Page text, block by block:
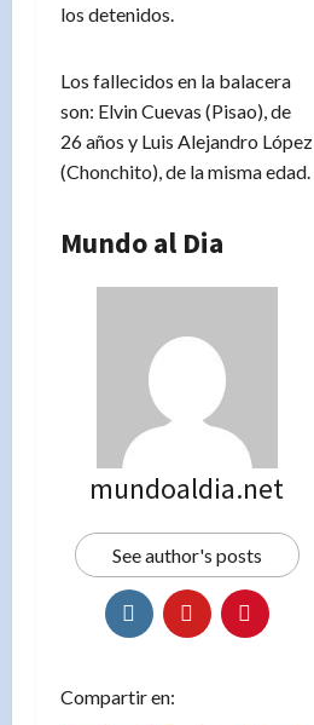
los detenidos.
Los fallecidos en la balacera
son: Elvin Cuevas (Pisao), de
26 años y Luis Alejandro López
(Chonchito), de la misma edad.
Mundo al Dia
mundoaldia.net
See author's posts
Compartir en: